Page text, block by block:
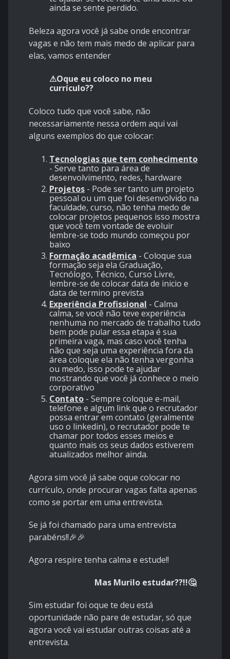
ainda se sente perdido.
Beleza agora você já sabe onde encontrar
vagas e não tem mais medo de aplicar para
elas, vamos entender
⚠Oque eu coloco no meu
currículo??
Coloco tudo que você sabe, não
necessariamente nessa ordem aqui vai
alguns exemplos do que colocar:
Tecnologias que tem conhecimento
- Serve tanto para área de
desenvolvimento, redes, hardware
Projetos - Pode ser tanto um projeto
pessoal ou um que foi desenvolvido na
faculdade, curso, não tenha medo de
colocar projetos pequenos isso mostra
que você tem vontade de evoluir
lembre-se todo mundo começou por
baixo
Formação acadêmica - Coloque sua
formação seja ela Graduação,
Tecnólogo, Técnico, Curso Livre,
lembre-se de colocar data de inicio e
data de termino prevista
Experiência Profissional - Calma
calma, se você não teve experiência
nenhuma no mercado de trabalho tudo
bem pode pular essa etapa é sua
primeira vaga, mas caso você tenha
não que seja uma experiência fora da
área coloque ela não tenha vergonha
ou medo, isso pode te ajudar
mostrando que você já conhece o meio
corporativo
Contato - Sempre coloque e-mail,
telefone e algum link que o recrutador
possa entrar em contato (geralmente
uso o linkedin), o recrutador pode te
chamar por todos esses meios e
quanto mais os seus dados estiverem
atualizados melhor ainda.
Agora sim você já sabe oque colocar no
currículo, onde procurar vagas falta apenas
como se portar em uma entrevista.
Se já foi chamado para uma entrevista
parabéns!!🎉🎉
Agora respire tenha calma e estude!!
Mas Murilo estudar??!!🤔
Sim estudar foi oque te deu está
oportunidade não pare de estudar, só que
agora você vai estudar outras coisas até a
entrevista.